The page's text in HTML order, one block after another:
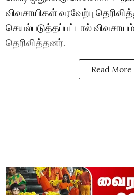
விவசாயிகள் வரவேற்பு
செயல்படுத்தப்பட்டால்
தெரிவித்தனர்.
Read More